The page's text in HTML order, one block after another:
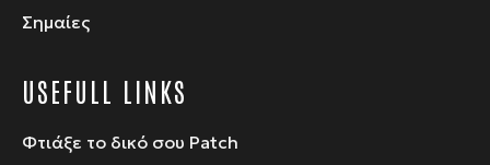
Σημαίες
USEFULL LINKS
Φτιάξε το δικό σου Patch